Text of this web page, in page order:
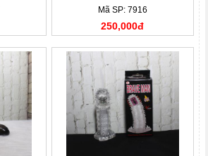
Mã SP: 7916
250,000đ